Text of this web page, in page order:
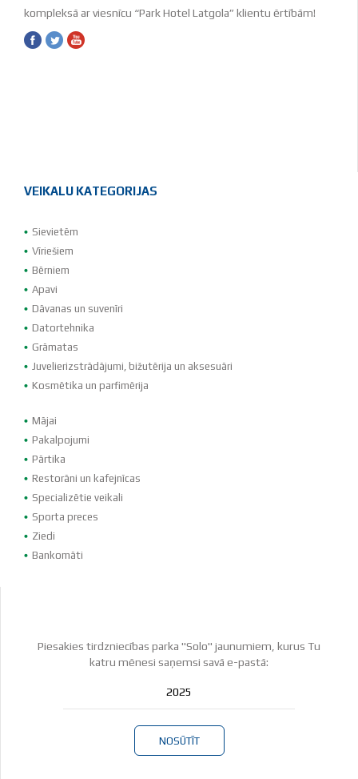
kompleksā ar viesnīcu “Park Hotel Latgola” klientu ērtībām!
VEIKALU KATEGORIJAS
Sievietēm
Vīriešiem
Bērniem
Apavi
Dāvanas un suvenīri
Datortehnika
Grāmatas
Juvelierizstrādājumi, bižutērija un aksesuāri
Kosmētika un parfimērija
Mājai
Pakalpojumi
Pārtika
Restorāni un kafejnīcas
Specializētie veikali
Sporta preces
Ziedi
Bankomāti
Piesakies tirdzniecības parka "Solo" jaunumiem, kurus Tu
katru mēnesi saņemsi savā e-pastā:
NOSŪTĪT